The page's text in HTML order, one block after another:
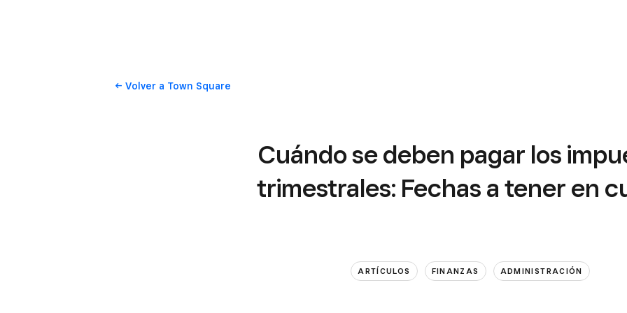
Volvera Town Square
Cuándo se deben pagar los
trimestrales: Fechas a tener en
ARTÍCULOS FINANZAS ADMINISTRACIÓN